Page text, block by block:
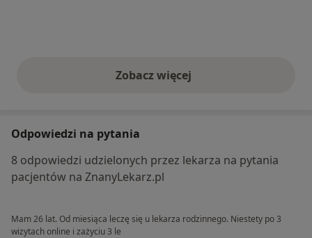
Zobacz więcejopinie powyżej
Odpowiedzi na pytania
8 odpowiedzi udzielonych przez lekarza na pytania
pacjentów na ZnanyLekarz.pl
Mam 26 lat. Od miesiąca leczę się u lekarza rodzinnego. Niestety po 3
wizytach online i zażyciu 3 le